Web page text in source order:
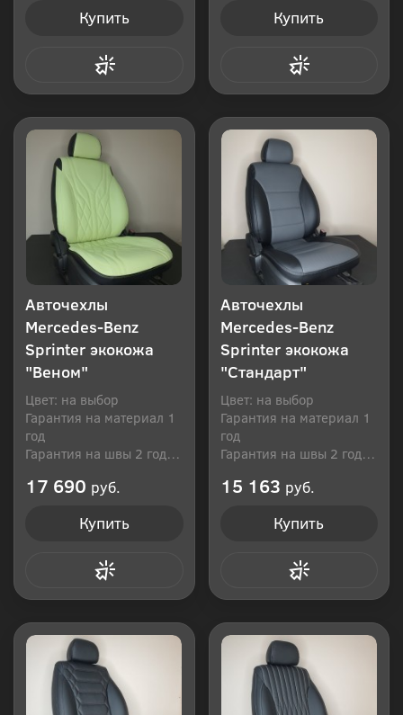
Купить Купить
Авточехлы
Mercedes-Benz
Sprinter экокожа
"Веном"
Цвет: на выбор
Гарантия на материал 1
год
Гарантия на швы 2 года
17 690 руб.
Купить
Авточехлы
Mercedes-Benz
Sprinter экокожа
"Стандарт"
Цвет: на выбор
Гарантия на материал 1
год
Гарантия на швы 2 года
15 163 руб.
Купить